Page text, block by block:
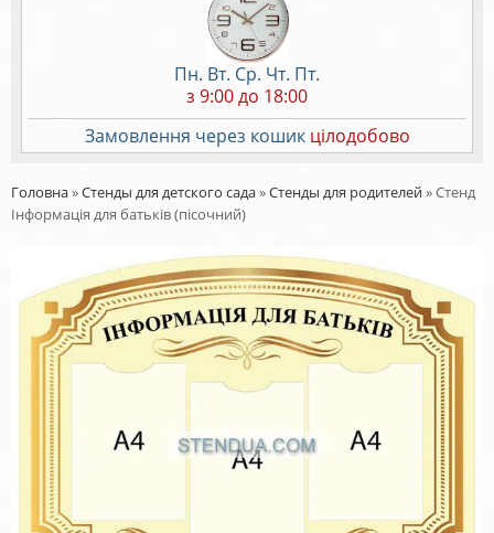
Пн. Вт. Ср. Чт. Пт.
з 9:00 до 18:00
Замовлення через кошик цілодобово
Головна»Стенды для детского сада»Стенды для родителей»Стенд
Інформація для батьків (пісочний)